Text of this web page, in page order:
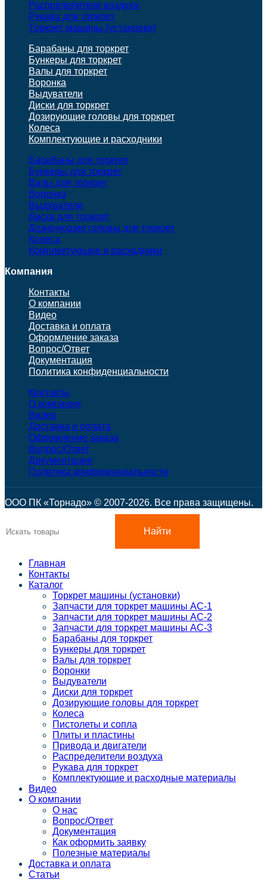
Распределители воздуха
Рукава для торкрет
Торкрет машины (установки)
Барабаны для торкрет
Бункеры для торкрет
Валы для торкрет
Воронка
Выдуватели
Диски для торкрет
Дозирующие головы для торкрет
Колеса
Комплектующие и расходники
Барабаны для торкрет
Бункеры для торкрет
Валы для торкрет
Воронка
Выдуватели
Диски для торкрет
Дозирующие головы для торкрет
Колеса
Комплектующие и расходники
Компания
Контакты
О компании
Видео
Доставка и оплата
Оформление заказа
Вопрос/Ответ
Документация
Политика конфиденциальности
Контакты
О компании
Видео
Доставка и оплата
Оформление заказа
Вопрос/Ответ
Документация
Политика конфиденциальности
ООО ПК «Торнадо» © 2007-2026. Все права защищены.
Найти
Главная
Контакты
Каталог
Торкрет машины (установки)
Запчасти для торкрет машины АС-1
Запчасти для торкрет машины АС-2
Запчасти для торкрет машины АС-3
Барабаны для торкрет
Бункеры для торкрет
Валы для торкрет
Воронки
Выдуватели
Диски для торкрет
Дозирующие головы для торкрет
Колеса
Пистолеты и сопла
Плиты и пластины
Привода и двигатели
Распределители воздуха
Рукава для торкрет
Комплектующие и расходные материалы
Видео
О компании
О нас
Вопрос/Ответ
Документация
Как оформить заявку
Полезные материалы
Доставка и оплата
Статьи